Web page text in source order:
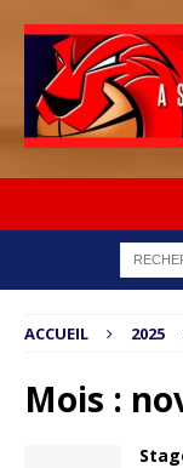
ACCUEIL 2025
Mois :